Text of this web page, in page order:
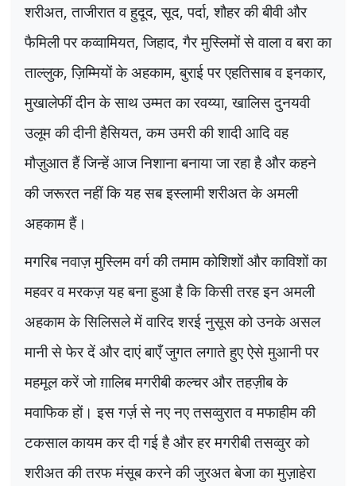
शरीअत,ताजीरात व हुदूद,सूद,पर्दा,शौहर की बीवी और
फैमिली पर कव्वामियत,जिहाद,गैर मुस्लिमों से वाला व बरा का
ताल्लुक,ज़िम्मियों के अहकाम,बुराई पर एहतिसाब व इनकार,
मुखालेफीं दीन के साथ उम्मत का रवय्या,खालिस दुनयवी
उलूम की दीनी हैसियत,कम उमरी की शादी आदि वह
मौज़ुआत हैं जिन्हें आज निशाना बनाया जा रहा है और कहने
की जरूरत नहीं कि यह सब इस्लामी शरीअत के अमली
अहकाम हैं।
मगरिब नवाज़ मुस्लिम वर्ग की तमाम कोशिशों और काविशों का
महवर व मरकज़ यह बना हुआ है कि किसी तरह इन अमली
अहकाम के सिलिसले में वारिद शरई नुसूस को उनके असल
मानी से फेर दें और दाएं बाएँ जुगत लगाते हुए ऐसे मुआनी पर
महमूल करें जो ग़ालिब मगरीबी कल्चर और तहज़ीब के
मवाफिक हों। इस गर्ज़ से नए नए तसव्वुरात व मफाहीम की
टकसाल कायम कर दी गई है और हर मगरीबी तसव्वुर को
शरीअत की तरफ मंसूब करने की जुरअत बेजा का मुज़ाहेरा